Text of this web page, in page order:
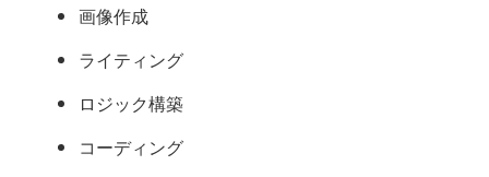
画像作成
ライティング
ロジック構築
コーディング